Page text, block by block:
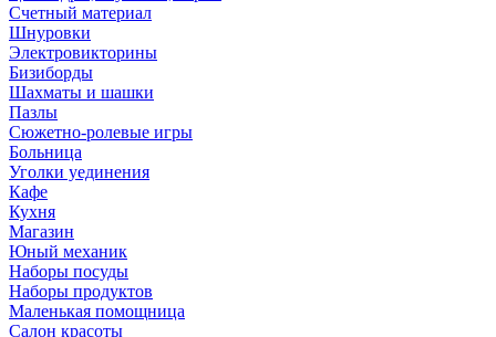
Счетный материал
Шнуровки
Электровикторины
Бизиборды
Шахматы и шашки
Пазлы
Сюжетно-ролевые игры
Больница
Уголки уединения
Кафе
Кухня
Магазин
Юный механик
Наборы посуды
Наборы продуктов
Маленькая помощница
Салон красоты